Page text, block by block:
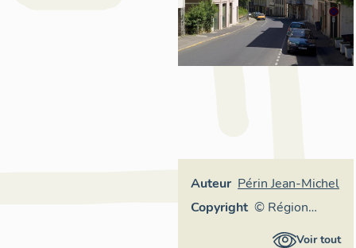
Auteur Périn Jean-Michel
Copyright © Région
Auvergne -Voir tout